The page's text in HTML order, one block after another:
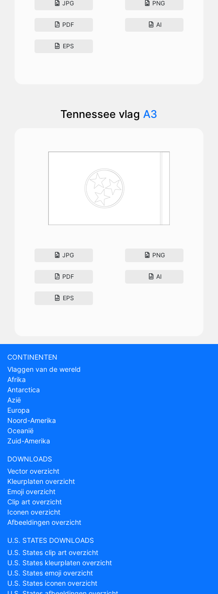
JPG PNG
PDF AI
EPS
Tennessee vlag A3
JPG PNG
PDF AI
EPS
CONTINENTEN
Vlaggen van de wereld
Afrika
Antarctica
Azië
Europa
Noord-Amerika
Oceanië
Zuid-Amerika
DOWNLOADS
Vector overzicht
Kleurplaten overzicht
Emoji overzicht
Clip art overzicht
Iconen overzicht
Afbeeldingen overzicht
U.S. STATES DOWNLOADS
U.S. States clip art overzicht
U.S. States kleurplaten overzicht
U.S. States emoji overzicht
U.S. States iconen overzicht